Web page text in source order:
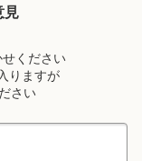
見
ください
りますが
さい